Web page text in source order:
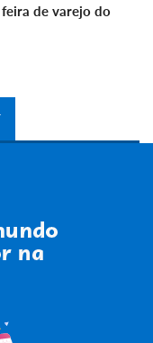
de varejo do